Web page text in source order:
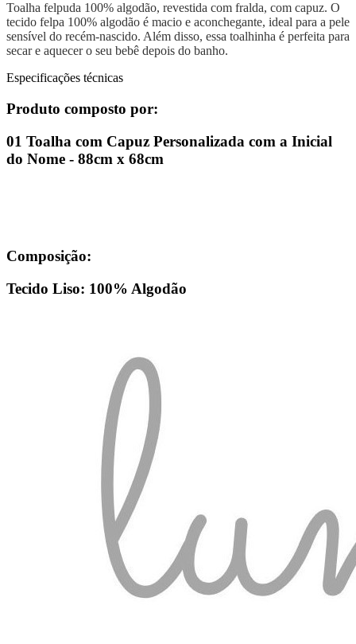
Toalha felpuda 100% algodão, revestida com fralda, com capuz. O
tecido felpa 100% algodão é macio e aconchegante, ideal para a pele
sensível do recém-nascido. Além disso, essa toalhinha é perfeita para
secar e aquecer o seu bebê depois do banho.
Especificações técnicas
Produto composto por:
01 Toalha com Capuz Personalizada com a Inicial
do Nome - 88cm x 68cm
Composição:
Tecido Liso: 100% Algodão